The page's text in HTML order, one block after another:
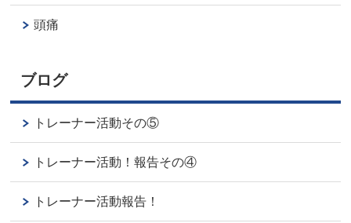
頭痛
ブログ
トレーナー活動その⑤
トレーナー活動！報告その④
トレーナー活動報告！